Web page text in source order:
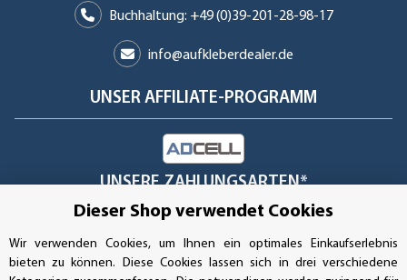
Buchhaltung: +49 (0)39-201-28-98-17
info@aufkleberdealer.de
UNSER AFFILIATE-PROGRAMM
UNSERE ZAHLUNGSARTEN*
SSL-Verschlüsselung
Dieser Shop verwendet Cookies
Wir verwenden Cookies, um Ihnen ein optimales Einkaufserlebnis
bieten zu können. Diese Cookies lassen sich in drei verschiedene